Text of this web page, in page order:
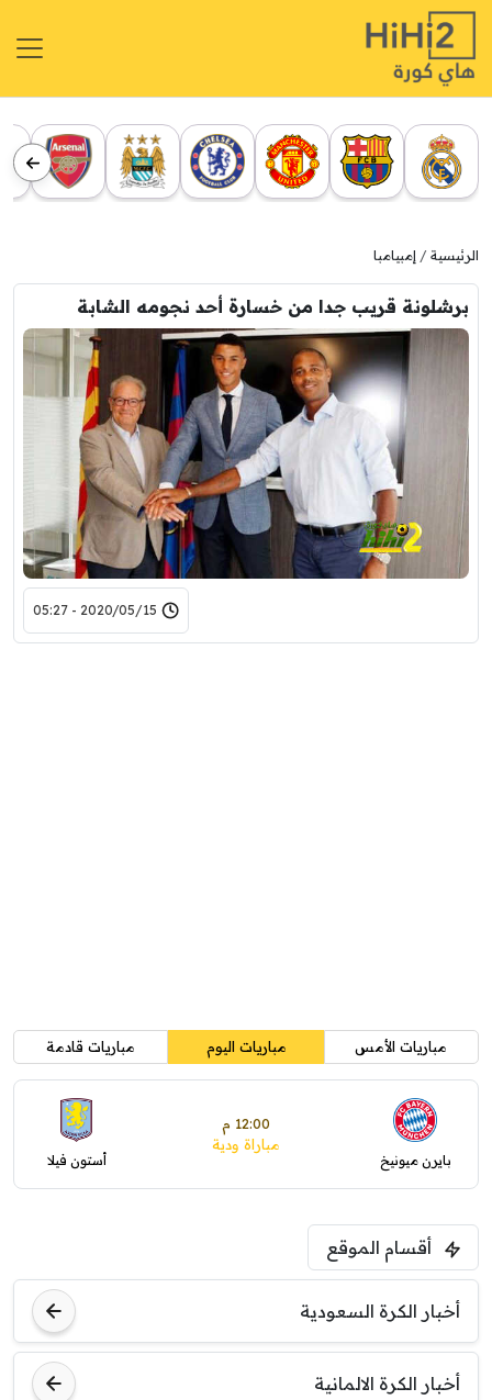
الرئيسية إمبيامبا
برشلونة قريب جدا من خسارة أحد نجومه الشابة
2020/05/15 - 05:27
مباريات الأمس مباريات اليوم مباريات قادمة
بايرن ميونيخ
12:00 م
مباراة ودية
أستون فيلا
أقسام الموقع
أخبار الكرة السعودية
أخبار الكرة الالمانية